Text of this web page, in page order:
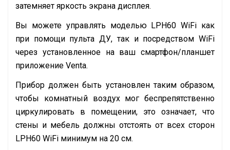
затемняет яркость экрана дисплея.
Вы можете управлять моделью LPH60 WiFi как
при помощи пульта ДУ, так и посредством WiFi
через установленное на ваш смартфон/планшет
приложение Venta.
Прибор должен быть установлен таким образом,
чтобы комнатный воздух мог беспрепятственно
циркулировать в помещении, это означает, что
стены и мебель должны отстоять от всех сторон
LPH60 WiFi минимум на 20 см.